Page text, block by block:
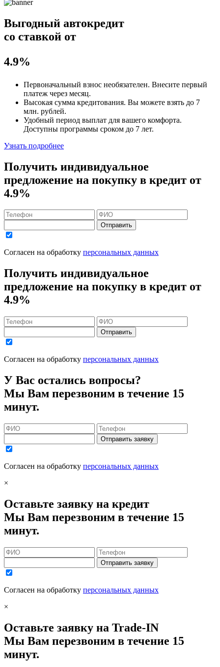
Выгодный автокредит
со ставкой от
4.9%
Первоначальный взнос необязателен. Внесите первый
платеж через месяц.
Высокая сумма кредитования. Вы можете взять до 7
млн. рублей.
Удобный период выплат для вашего комфорта.
Доступны программы сроком до 7 лет.
Узнать подробнее
Получить индивидуальное
предложение на покупку в кредит от
4.9%
Отправить
Согласен на обработку персональных данных
Получить индивидуальное
предложение на покупку в кредит от
4.9%
Отправить
Согласен на обработку персональных данных
У Вас остались вопросы?
Мы Вам перезвоним в течение 15
минут.
Отправить заявку
Согласен на обработку персональных данных
×
Оставьте заявку на кредит
Мы Вам перезвоним в течение 15
минут.
Отправить заявку
Согласен на обработку персональных данных
×
Оставьте заявку на Trade-IN
Мы Вам перезвоним в течение 15
минут.